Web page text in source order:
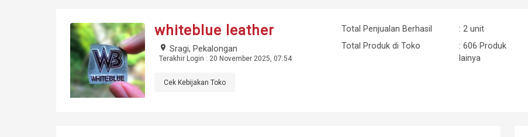
whiteblue leather
place Sragi, Pekalongan
Terakhir Login : 20 November 2025, 07:54
Cek Kebijakan Toko
Total Penjualan Berhasil
: 2 unit
Total Produk di Toko
: 606 Produk
lainya